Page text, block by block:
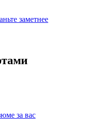
заметнее
за вас